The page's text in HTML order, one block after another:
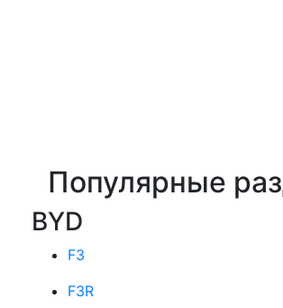
Популярные
BYD
F3
F3R